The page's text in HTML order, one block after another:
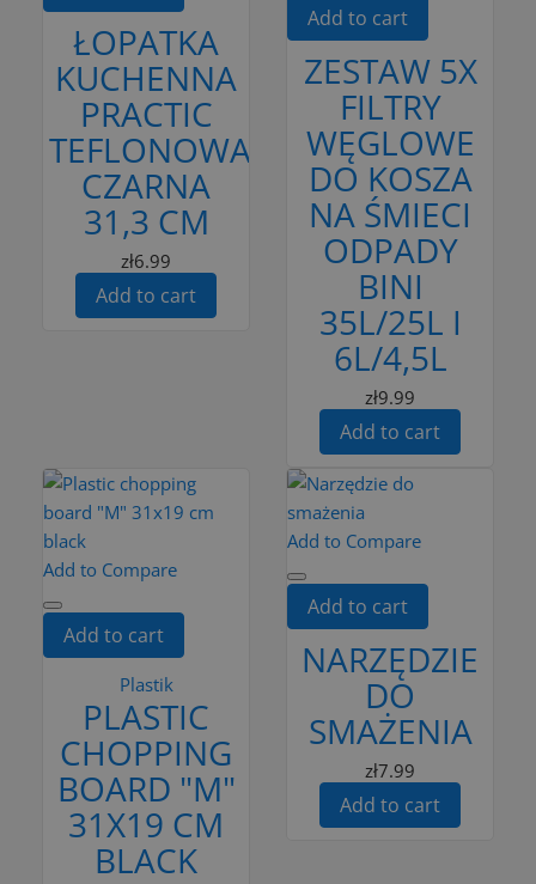
ŁOPATKA
KUCHENNA
PRACTIC
TEFLONOWA
CZARNA
31,3 CM
zł6.99
Add to cart
Add to cart
ZESTAW 5X
FILTRY
WĘGLOWE
DO KOSZA
NA ŚMIECI
ODPADY
BINI
35L/25L I
6L/4,5L
zł9.99
Add to cart
Add to Compare
Add to cart
Plastik
PLASTIC
CHOPPING
BOARD "M"
31X19 CM
BLACK
Add to Compare
Add to cart
NARZĘDZIE
DO
SMAŻENIA
zł7.99
Add to cart